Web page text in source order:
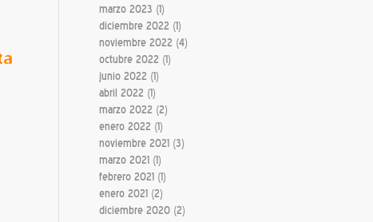
marzo 2023 (1)
diciembre 2022 (1)
noviembre 2022 (4)
octubre 2022 (1)
junio 2022 (1)
abril 2022 (1)
marzo 2022 (2)
enero 2022 (1)
noviembre 2021 (3)
marzo 2021 (1)
febrero 2021 (1)
enero 2021 (2)
diciembre 2020 (2)